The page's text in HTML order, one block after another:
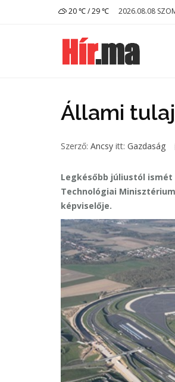
20 ℃ / 29 ℃ 2026.08.08
Állami
Szerző: Ancsy itt: Gazdaság
Legkésőbb júliustól ismét
Technológiai
képviselője.